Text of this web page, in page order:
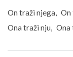
On traži njega On
Ona traži nju
Ona